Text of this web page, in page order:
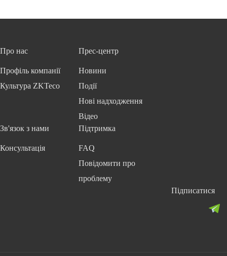
Про нас
Профіль компанії
Культура ZKTeco
Прес-центр
Новини
Події
Нові надходження
Відео
Зв'язок з нами
Консультація
Підтримка
FAQ
Повідомити про
проблему
Підписатися